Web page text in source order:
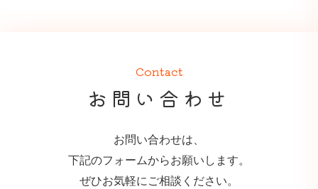
Contact
お問い合わせ
お問い合わせは、
下記のフォームからお願いします。
ぜひお気軽にご相談ください。